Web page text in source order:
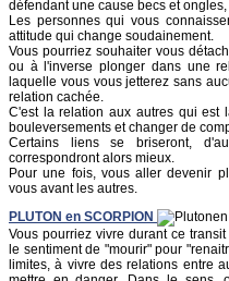
défendant une cause becs et
Les personnes qui vous
attitude qui change soudainement.
Vous pourriez souhaiter vous
ou à l'inverse plonger dans une
laquelle vous vous jetterez sans
relation cachée.
C'est la relation aux autres qui est
bouleversements et changer de
Certains liens se briseront,
correspondront alors mieux.
Pour une fois, vous aller devenir
vous avant les autres.
PLUTON en SCORPION en
Vous pourriez vivre durant ce
le sentiment de "mourir" pour
limites, à vivre des relations entre